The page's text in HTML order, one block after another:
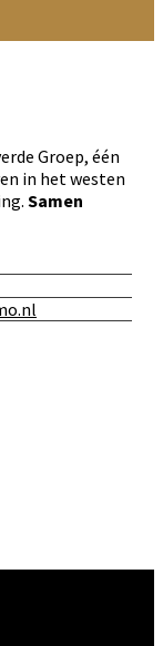
Groep, één
in het westen
Samen